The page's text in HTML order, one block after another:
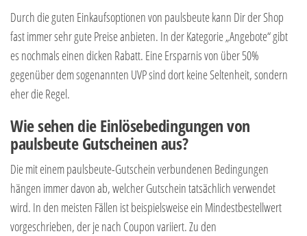
Durch die guten Einkaufsoptionen von paulsbeute kann Dir der Shop
fast immer sehr gute Preise anbieten. In der Kategorie „Angebote“ gibt
es nochmals einen dicken Rabatt. Eine Ersparnis von über 50%
gegenüber dem sogenannten UVP sind dort keine Seltenheit, sondern
eher die Regel.
Wie sehen die Einlösebedingungen von
paulsbeute Gutscheinen aus?
Die mit einem paulsbeute-Gutschein verbundenen Bedingungen
hängen immer davon ab, welcher Gutschein tatsächlich verwendet
wird. In den meisten Fällen ist beispielsweise ein Mindestbestellwert
vorgeschrieben, der je nach Coupon variiert. Zu den